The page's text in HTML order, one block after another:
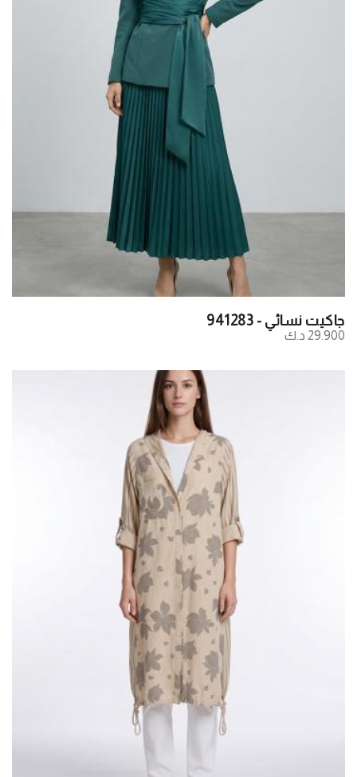
جاكيت نسائي - 941283
29.900 د.ك